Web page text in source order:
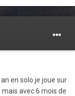
en solo je joue sur
avec 6 mois de